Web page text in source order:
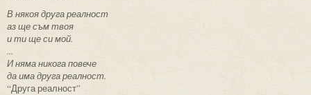
В някоя друга реалност
аз ще съм твоя
и ти ще си мой.
...
И няма никога повече
да има друга реалност.
“Друга реалност”